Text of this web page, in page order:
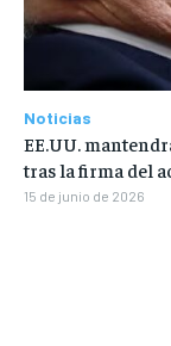
Noticias
EE.UU.
tras la firma del
15 de junio de 2026